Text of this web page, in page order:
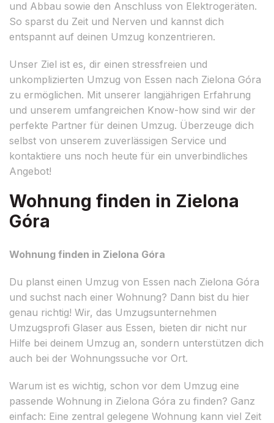
und Abbau sowie den Anschluss von Elektrogeräten.
So sparst du Zeit und Nerven und kannst dich
entspannt auf deinen Umzug konzentrieren.
Unser Ziel ist es, dir einen stressfreien und
unkomplizierten Umzug von Essen nach Zielona Góra
zu ermöglichen. Mit unserer langjährigen Erfahrung
und unserem umfangreichen Know-how sind wir der
perfekte Partner für deinen Umzug. Überzeuge dich
selbst von unserem zuverlässigen Service und
kontaktiere uns noch heute für ein unverbindliches
Angebot!
Wohnung finden in Zielona
Góra
Wohnung finden in Zielona Góra
Du planst einen Umzug von Essen nach Zielona Góra
und suchst nach einer Wohnung? Dann bist du hier
genau richtig! Wir, das Umzugsunternehmen
Umzugsprofi Glaser aus Essen, bieten dir nicht nur
Hilfe bei deinem Umzug an, sondern unterstützen dich
auch bei der Wohnungssuche vor Ort.
Warum ist es wichtig, schon vor dem Umzug eine
passende Wohnung in Zielona Góra zu finden? Ganz
einfach: Eine zentral gelegene Wohnung kann viel Zeit